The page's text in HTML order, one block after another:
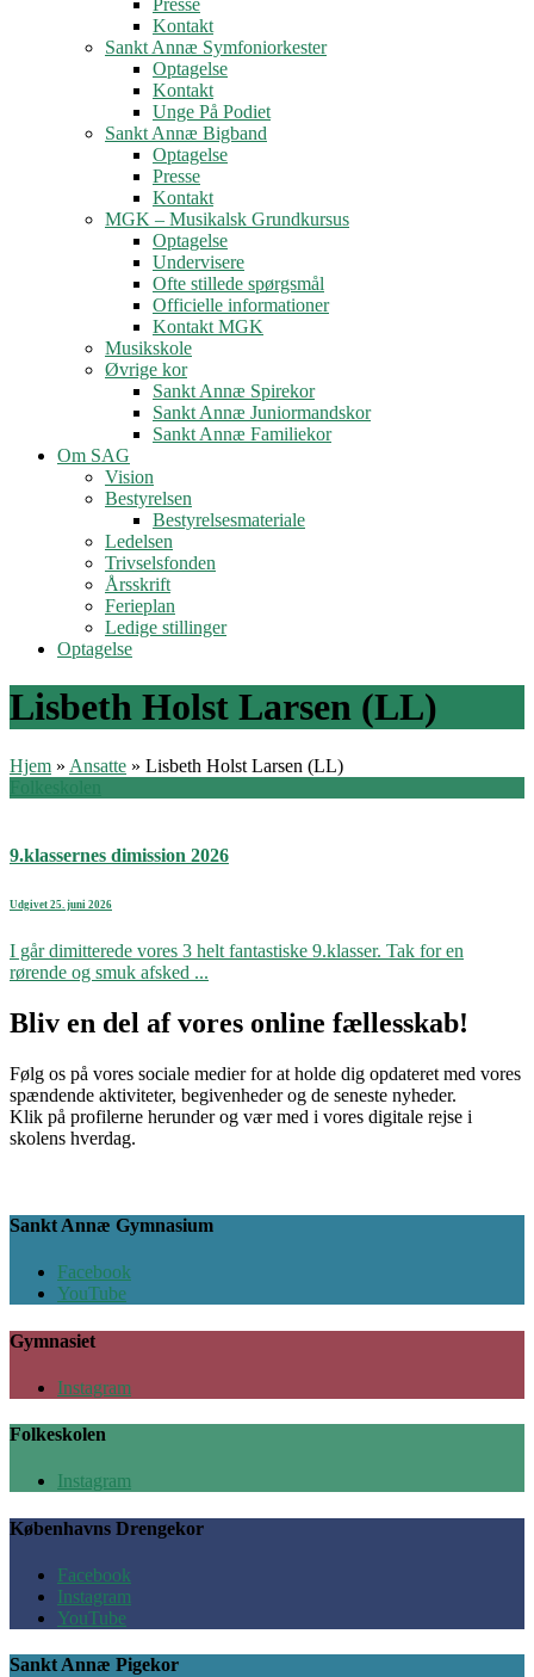
Presse
Kontakt
Sankt Annæ Symfoniorkester
Optagelse
Kontakt
Unge På Podiet
Sankt Annæ Bigband
Optagelse
Presse
Kontakt
MGK – Musikalsk Grundkursus
Optagelse
Undervisere
Ofte stillede spørgsmål
Officielle informationer
Kontakt MGK
Musikskole
Øvrige kor
Sankt Annæ Spirekor
Sankt Annæ Juniormandskor
Sankt Annæ Familiekor
Om SAG
Vision
Bestyrelsen
Bestyrelsesmateriale
Ledelsen
Trivselsfonden
Årsskrift
Ferieplan
Ledige stillinger
Optagelse
Lisbeth Holst Larsen (LL)
Hjem » Ansatte » Lisbeth Holst Larsen (LL)
9.klassernes dimission 2026
Udgivet 25. juni 2026
I går dimitterede vores 3 helt fantastiske 9.klasser. Tak for en
rørende og smuk afsked ...
Bliv en del af vores online fællesskab!
Følg os på vores sociale medier for at holde dig opdateret med vores
spændende aktiviteter, begivenheder og de seneste nyheder.
Klik på profilerne herunder og vær med i vores digitale rejse i
skolens hverdag.
Sankt Annæ Gymnasium
Facebook
YouTube
Gymnasiet
Instagram
Folkeskolen
Instagram
Københavns Drengekor
Facebook
Instagram
YouTube
Sankt Annæ Pigekor